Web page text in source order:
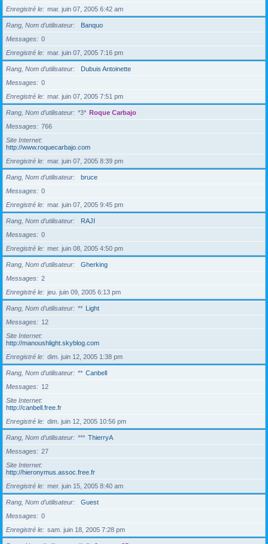
Enregistré le
mar. juin 07, 2005 6:42 am
Rang, Nom d’utilisateur
Banquo
Messages
0
Enregistré le
mar. juin 07, 2005 7:16 pm
Rang, Nom d’utilisateur
Dubuis Antoinette
Messages
0
Enregistré le
mar. juin 07, 2005 7:51 pm
Rang, Nom d’utilisateur *3* Roque Carbajo
Messages
766
Site Internet
http://www.roquecarbajo.com
Enregistré le
mar. juin 07, 2005 8:39 pm
Rang, Nom d’utilisateur
bruce
Messages
0
Enregistré le
mar. juin 07, 2005 9:45 pm
Rang, Nom d’utilisateur
RAJI
Messages
0
Enregistré le
mer. juin 08, 2005 4:50 pm
Rang, Nom d’utilisateur
Gherking
Messages
2
Enregistré le
jeu. juin 09, 2005 6:13 pm
Rang, Nom d’utilisateur ** Light
Messages
12
Site Internet
http://manoushlight.skyblog.com
Enregistré le
dim. juin 12, 2005 1:38 pm
Rang, Nom d’utilisateur ** Canbell
Messages
12
Site Internet
http://canbell.free.fr
Enregistré le
dim. juin 12, 2005 10:56 pm
Rang, Nom d’utilisateur *** ThierryA
Messages
27
Site Internet
http://hieronymus.assoc.free.fr
Enregistré le
mer. juin 15, 2005 8:40 am
Rang, Nom d’utilisateur
Guest
Messages
0
Enregistré le
sam. juin 18, 2005 7:28 pm